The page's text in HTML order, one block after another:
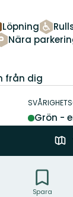
Löpning
Nära
från dig
Grön -
Spara